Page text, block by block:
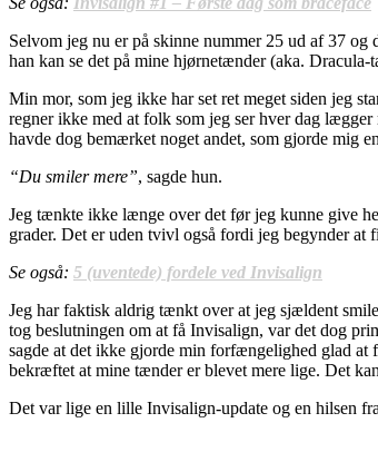
Selvom jeg nu er på skinne nummer 25 ud af 37
han kan se det på mine hjørnetænder (aka.
Min mor, som jeg ikke har set ret meget siden jeg
regner ikke med at folk som jeg ser hver dag
havde dog bemærket noget andet, som gjorde mig
“Du smiler mere”, sagde hun.
Jeg tænkte ikke længe over det før jeg kunne give
grader. Det er uden tvivl også fordi jeg begynder
Se også: 5 (uventede) fordele ved Invisalign
Jeg har faktisk aldrig tænkt over at jeg sjældent
tog beslutningen om at få Invisalign, var det dog
sagde at det ikke gjorde min forfængelighed glad at
bekræftet at mine tænder er blevet mere lige. Det
Det var lige en lille Invisalign-update og en hilsen